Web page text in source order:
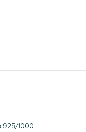
925/1000